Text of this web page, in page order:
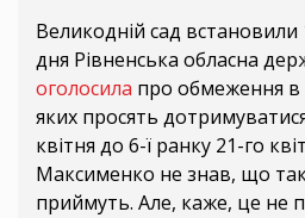
Великодній сад встановили
дня Рівненська обласна
оголосила про обмеження в
яких просять
квітня до 6-ї ранку 21-го
Максименко не знав, що
приймуть. Але, каже, це не